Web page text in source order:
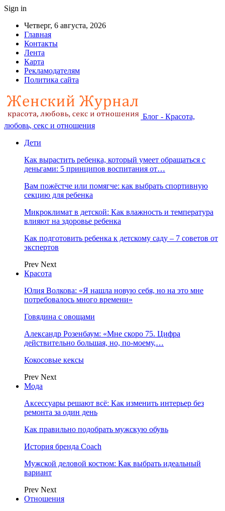
Sign in
Четверг, 6 августа, 2026
Главная
Контакты
Лента
Карта
Рекламодателям
Политика сайта
Блог - Красота,
любовь, секс и отношения
Дети
Как вырастить ребенка, который умеет обращаться с
деньгами: 5 принципов воспитания от…
Вам пожёстче или помягче: как выбрать спортивную
секцию для ребенка
Микроклимат в детской: Как влажность и температура
влияют на здоровье ребенка
Как подготовить ребенка к детскому саду – 7 советов от
экспертов
Prev Next
Красота
Юлия Волкова: «Я нашла новую себя, но на это мне
потребовалось много времени»
Говядина с овощами
Александр Розенбаум: «Мне скоро 75. Цифра
действительно большая, но, по‑моему,…
Кокосовые кексы
Prev Next
Мода
Аксессуары решают всё: Как изменить интерьер без
ремонта за один день
Как правильно подобрать мужскую обувь
История бренда Coach
Мужской деловой костюм: Как выбрать идеальный
вариант
Prev Next
Отношения